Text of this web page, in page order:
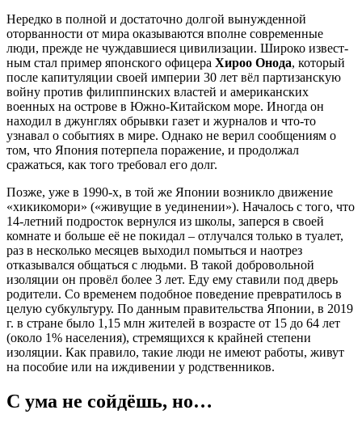
Нередко в полной и достаточно долгой вынужденной
оторванности от мира оказываются вполне современные
люди, прежде не чуждавшиеся цивилизации. Широко извест­
ным стал пример японского офицера Хироо Онода, который
после капитуляции своей империи 30 лет вёл партизанскую
войну против филиппинских властей и американских
военных на острове в Южно-Китайском море. Иногда он
находил в джунглях обрывки газет и журналов и что-то
узнавал о событиях в мире. Однако не верил сообщениям о
том, что Япония потерпела поражение, и продолжал
сражаться, как того требовал его долг.
Позже, уже в 1990-х, в той же Японии возникло движение
«хикикомори» («живущие в уединении»). Началось с того, что
14-летний подросток вернулся из школы, заперся в своей
комнате и больше её не покидал – отлучался только в туалет,
раз в несколько месяцев выходил помыться и наотрез
отказывался общаться с людьми. В такой добровольной
изоляции он провёл более 3 лет. Еду ему ставили под дверь
родители. Со временем подобное поведение превратилось в
целую субкультуру. По данным правительства Японии, в 2019
г. в стране было 1,15 млн жителей в возрасте от 15 до 64 лет
(около 1% населения), стремящихся к крайней степени
изоляции. Как правило, такие люди не имеют работы, живут
на пособие или на иждивении у родственников.
С ума не сойдёшь, но…